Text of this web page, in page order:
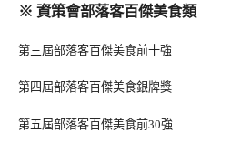
※ 資策會部落客百傑美食類
第三屆部落客百傑美食前十強
第四屆部落客百傑美食銀牌獎
第五屆部落客百傑美食前30強